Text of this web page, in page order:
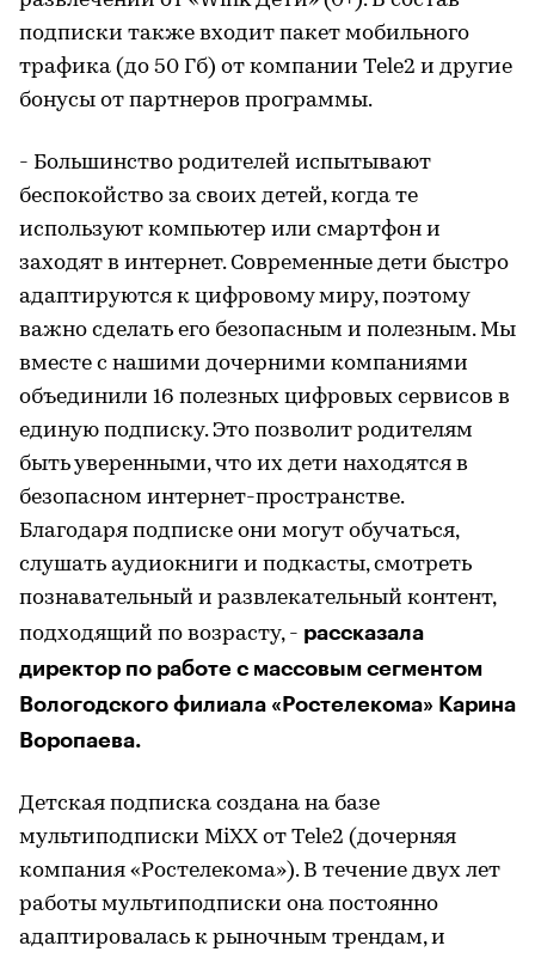
подписки также входит пакет мобильного
трафика (до 50 Гб) от компании Tele2 и другие
бонусы от партнеров программы.
- Большинство родителей испытывают
беспокойство за своих детей, когда те
используют компьютер или смартфон и
заходят в интернет. Современные дети быстро
адаптируются к цифровому миру, поэтому
важно сделать его безопасным и полезным. Мы
вместе с нашими дочерними компаниями
объединили 16 полезных цифровых сервисов в
единую подписку. Это позволит родителям
быть уверенными, что их дети находятся в
безопасном интернет-пространстве.
Благодаря подписке они могут обучаться,
слушать аудиокниги и подкасты, смотреть
познавательный и развлекательный контент,
подходящий по возрасту, - рассказала
директор по работе с массовым сегментом
Вологодского филиала «Ростелекома» Карина
Воропаева.
Детская подписка создана на базе
мультиподписки MiXX от Tele2 (дочерняя
компания «Ростелекома»). В течение двух лет
работы мультиподписки она постоянно
адаптировалась к рыночным трендам, и